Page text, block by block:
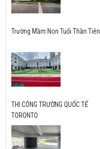
Trường Mầm Non Tuổi Thần Tiên
THI CÔNG TRƯỜNG QUỐC TẾ
TORONTO